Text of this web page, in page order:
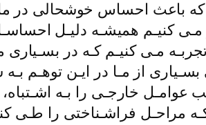
که باعث احساس خوشحالی در
مـی کنیـم همیشـه دلیـل
مـی کنیـم کـه در بسـیاری
از مـا در ایـن توهـم
عوامـل خارجـی را بـه
مراحـل فراشـناختی را طـی